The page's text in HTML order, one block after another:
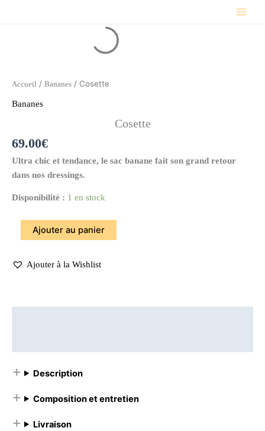
Accueil / Bananes / Cosette
Bananes
Cosette
69.00€
Ultra chic et tendance, le sac banane fait son grand retour
dans nos dressings.
Disponibilité : 1 en stock
Ajouter au panier
Ajouter à la Wishlist
Description
Composition et entretien
Livraison